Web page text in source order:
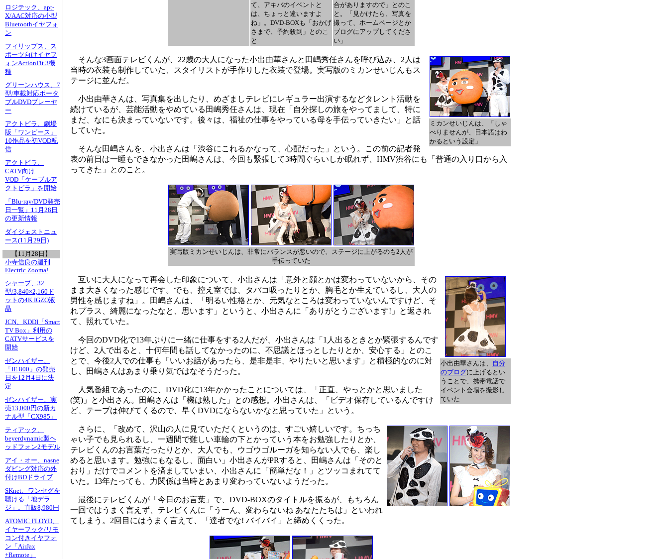
ロジテック、apt-
X/AAC対応の小型
Bluetoothイヤフォ
ン
フィリップス、ス
ポーツ向けイヤフ
ォンActionFit 3機
種
グリーンハウス、7
型/車載対応ポータ
ブルDVDプレーヤ
ー
アクトビラ、劇場
版「ワンピース」
10作品を初VOD配
信
アクトビラ、
CATV向け
VOD「ケーブルア
クトビラ」を開始
「Blu-ray/DVD発売
日一覧」11月28日
の更新情報
ダイジェストニュ
ース(11月29日)
【11月28日】
小寺信良の週刊
Electric Zooma!
シャープ、32
型/3,840×2,160ド
ットの4K IGZO液
晶
JCN、KDDI「Smart
TV Box」利用の
CATVサービスを
開始
ゼンハイザー、
「IE 800」の発売
日を12月4日に決
定
ゼンハイザー、実
売13,000円の新カ
ナル型「CX985」
ティアック、
beyerdynamic製ヘ
ッドフォン2モデル
アイ・オー、nasne
ダビング対応の外
付けBDドライブ
SKnet、ワンセグを
聴ける「地デラ
ジ」。直販8,980円
ATOMIC FLOYD、
イヤーフック/リモ
コン付きイヤフォ
ン「AirJax
+Remote」
て、アキバのイベントと
は、ちょっと違いますよ
ね」。DVD-BOXも「おかげ
さまで、予約殺到」とのこ
と
合がありますので」とのこ
と。「見かけたら、写真を
撮って、ホームページとか
ブログにアップしてくださ
い」
ミカンせいじんは、「しゃ
べりませんが、日本語はわ
かるという設定」
そんな3画面テレビくんが、22歳の大人になった小出由華さんと田嶋秀任さんを呼び込み、2人は
当時の衣装も制作していた、スタイリストが手作りした衣装で登場。実写版のミカンせいじんもス
テージに並んだ。
小出由華さんは、写真集を出したり、めざましテレビにレギュラー出演するなどタレント活動を
続けているが、芸能活動をやめている田嶋秀任さんは、現在「自分探しの旅をやってまして、特に
まだ、なにも決まっていないです。後々は、福祉の仕事をやっている母を手伝っていきたい」と話
していた。
そんな田嶋さんを、小出さんは「渋谷にこれるかなって、心配だった」という。この前の記者発
表の前日は一睡もできなかった田嶋さんは、今回も緊張して3時間ぐらいしか眠れず、HMV渋谷にも「普通の入り口から入
ってきた」とのこと。
実写版ミカンせいじんは、非常にバランスが悪いので、ステージに上がるのも2人が
手伝っていた
小出由華さんは、 自分
のブログに上げるとい
うことで、携帯電話で
イベント会場を撮影し
ていた
互いに大人になって再会した印象について、小出さんは「意外と顔とかは変わっていないから、その
まま大きくなった感じです。でも、控え室では、タバコ吸ったりとか、胸毛とか生えているし、大人の
男性を感じますね」。田嶋さんは、「明るい性格とか、元気なところは変わっていないんですけど、そ
れプラス、綺麗になったなと、思います」というと、小出さんに「ありがとうございます!」と返され
て、照れていた。
今回のDVD化で13年ぶりに一緒に仕事をする2人だが、小出さんは「1人出るときとか緊張するんです
けど、2人で出ると、十何年間も話してなかったのに、不思議とほっとしたりとか、安心する」とのこ
とで、今後2人での仕事も「いいお話があったら、是非是非、やりたいと思います」と積極的なのに対
し、田嶋さんはあまり乗り気ではなそうだった。
人気番組であったのに、DVD化に13年かかったことについては、「正直、やっとかと思いました
(笑)」と小出さん。田嶋さんは「機は熟した」との感想。小出さんは、「ビデオ保存しているんですけ
ど、テープは伸びてくるので、早くDVDにならないかなと思っていた」という。
さらに、「改めて、沢山の人に見ていただくというのは、すごい嬉しいです。ちっち
ゃい子でも見られるし、一週間で難しい車輪の下とかっていう本をお勉強したりとか、
テレビくんのお言葉だったりとか、大人でも、ウゴウゴルーガを知らない人でも、楽し
めると思います。勉強にもなるし、面白い」小出さんがPRすると、田嶋さんは「そのと
おり」だけでコメントを済ましていまい、小出さんに「簡単だな！」とツッコまれてて
いた。13年たっても、力関係は当時とあまり変わっていないようだった。
最後にテレビくんが「今日のお言葉」で、DVD-BOXのタイトルを振るが、もちろん
一回ではうまく言えず、テレビくんに「うーん、変わらないね あなたたちは」といわれ
てしまう。2回目にはうまく言えて、「達者でな! バイバイ」と締めくくった。